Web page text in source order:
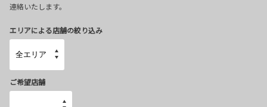
連絡いたします。
エリアによる店舗の絞り込み
ご希望店舗